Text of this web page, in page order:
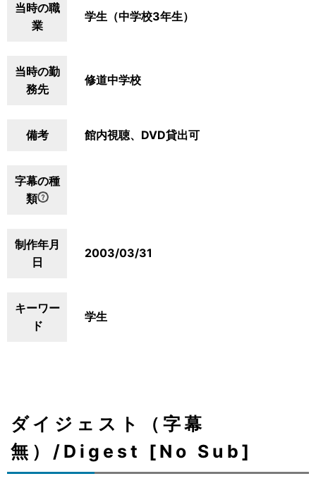
当時の職
業
学生（中学校3年生）
当時の勤
務先
修道中学校
備考 館内視聴、DVD貸出可
字幕の種
類
制作年月
日
2003/03/31
キーワー
ド
学生
ダイジェスト（字幕
無）/Digest [No Sub]